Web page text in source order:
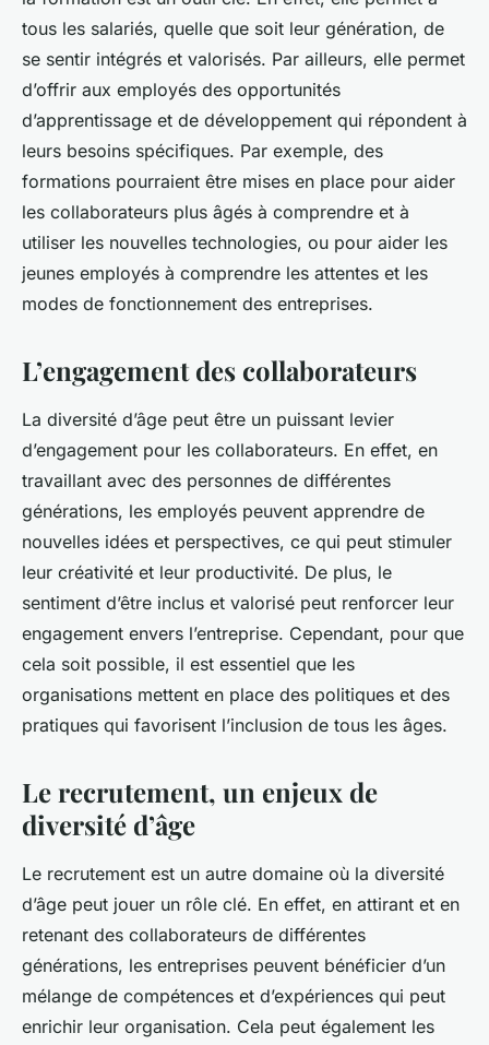
tous les salariés, quelle que soit leur génération, de
se sentir intégrés et valorisés. Par ailleurs, elle permet
d’offrir aux employés des opportunités
d’apprentissage et de développement qui répondent à
leurs besoins spécifiques. Par exemple, des
formations pourraient être mises en place pour aider
les collaborateurs plus âgés à comprendre et à
utiliser les nouvelles technologies, ou pour aider les
jeunes employés à comprendre les attentes et les
modes de fonctionnement des entreprises.
L’engagement des collaborateurs
La diversité d’âge peut être un puissant levier
d’engagement pour les collaborateurs. En effet, en
travaillant avec des personnes de différentes
générations, les employés peuvent apprendre de
nouvelles idées et perspectives, ce qui peut stimuler
leur créativité et leur productivité. De plus, le
sentiment d’être inclus et valorisé peut renforcer leur
engagement envers l’entreprise. Cependant, pour que
cela soit possible, il est essentiel que les
organisations mettent en place des politiques et des
pratiques qui favorisent l’inclusion de tous les âges.
Le recrutement, un enjeux de
diversité d’âge
Le recrutement est un autre domaine où la diversité
d’âge peut jouer un rôle clé. En effet, en attirant et en
retenant des collaborateurs de différentes
générations, les entreprises peuvent bénéficier d’un
mélange de compétences et d’expériences qui peut
enrichir leur organisation. Cela peut également les